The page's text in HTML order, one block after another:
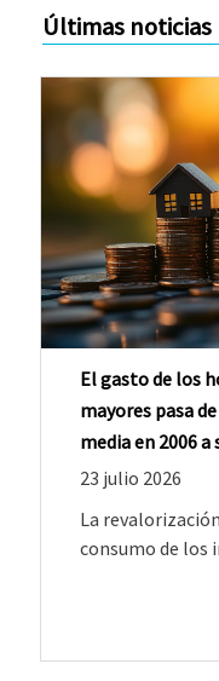
Últimas noticias
El gasto de los
mayores pasa
media en 2006
23 julio 2026
La
consumo de los